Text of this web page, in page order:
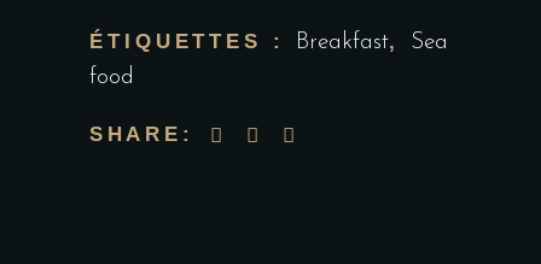
ÉTIQUETTES : Breakfast, Sea
food
SHARE: